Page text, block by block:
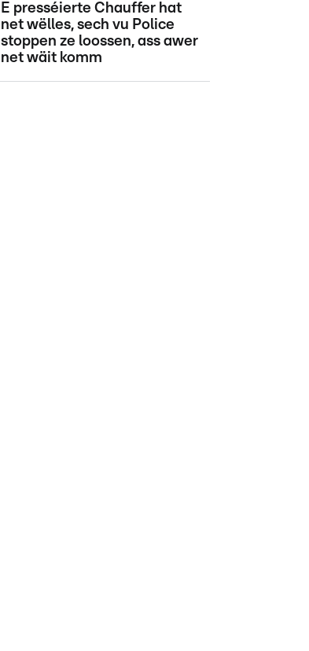
E presséierte Chauffer hat
net wëlles, sech vu Police
stoppen ze loossen, ass awer
net wäit komm